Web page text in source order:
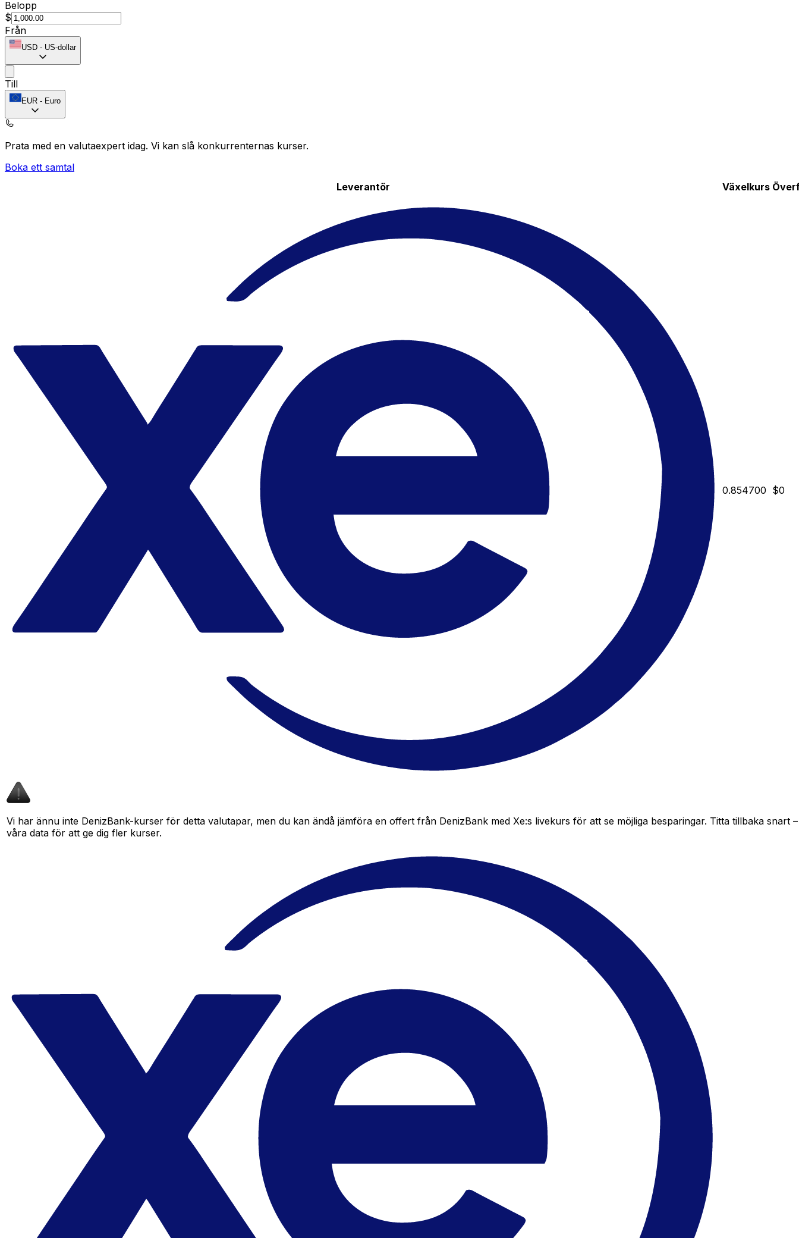
Belopp
$
Från
USD - US-dollar
Till
EUR - Euro
Prata med en valutaexpert idag. Vi kan slå konkurrenternas kurser.
Boka ett samtal
Leverantör
Växelkurs
0.854700 $0
Vi har ännu inte DenizBank-kurser för detta valutapar, men du kan ändå jämföra en offert från DenizBank med Xe:s livekurs för att se möjliga besparingar. Titta tillbaka snart
våra data för att ge dig fler kurser.